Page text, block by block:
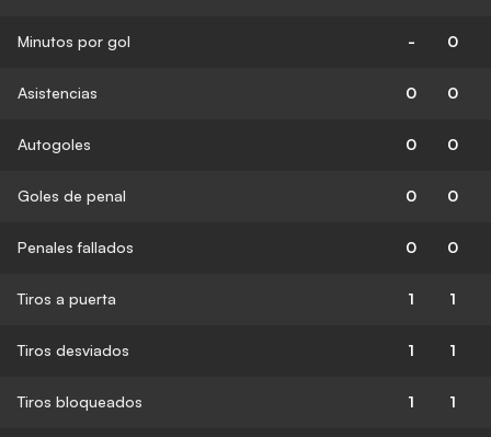
Minutos por gol - 0
Asistencias 0 0
Autogoles 0 0
Goles de penal 0 0
Penales fallados 0 0
Tiros a puerta 1 1
Tiros desviados 1 1
Tiros bloqueados 1 1